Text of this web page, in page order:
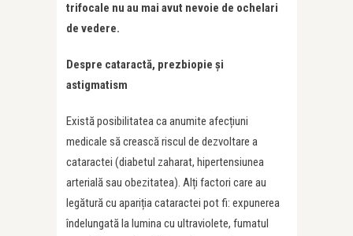
trifocale nu au mai avut nevoie de ochelari
de vedere.
Despre cataractă, prezbiopie și
astigmatism
Există posibilitatea ca anumite afecțiuni
medicale să crească riscul de dezvoltare a
cataractei (diabetul zaharat, hipertensiunea
arterială sau obezitatea). Alți factori care au
legătură cu apariția cataractei pot fi: expunerea
îndelungată la lumina cu ultraviolete, fumatul